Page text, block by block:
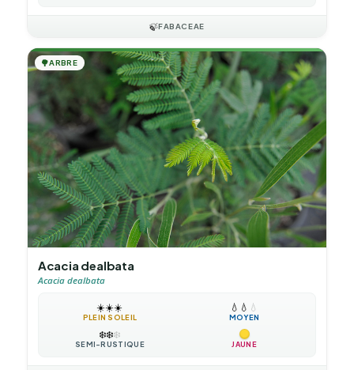
🍃FABACEAE
🌳ARBRE
Acacia dealbata
Acacia dealbata
☀️☀️☀️
PLEIN SOLEIL
💧 💧 💧
MOYEN
❄️❄️❄️
SEMI-RUSTIQUE JAUNE